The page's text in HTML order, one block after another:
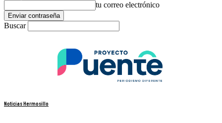
tu correo electrónico
Buscar
Noticias Hermosillo